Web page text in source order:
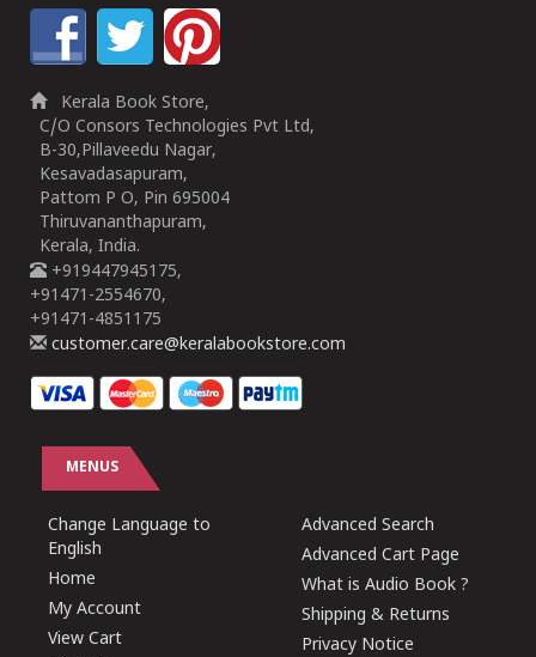
Kerala Book Store,
C/O Consors Technologies Pvt Ltd,
B-30,Pillaveedu Nagar,
Kesavadasapuram,
Pattom P O, Pin 695004
Thiruvananthapuram,
Kerala, India.
+919447945175,
+91471-2554670,
+91471-4851175
customer.care@keralabookstore.com
MENUS
Change Language to
English
Home
My Account
View Cart
Advanced Search
Advanced Cart Page
What is Audio Book ?
Shipping & Returns
Privacy Notice